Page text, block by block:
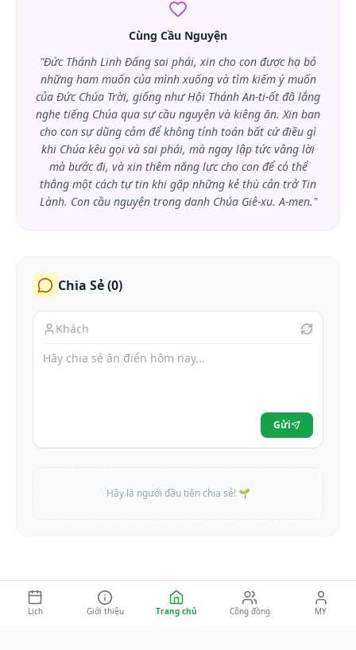
Cùng Cầu Nguyện
"Đức Thánh Linh Đấng sai phái, xin cho con được hạ bỏ
những ham muốn của mình xuống và tìm kiếm ý muốn
của Đức Chúa Trời, giống như Hội Thánh An-ti-ốt đã lắng
nghe tiếng Chúa qua sự cầu nguyện và kiêng ăn. Xin ban
cho con sự dũng cảm để không tính toán bất cứ điều gì
khi Chúa kêu gọi và sai phái, mà ngay lập tức vâng lời
mà bước đi, và xin thêm năng lực cho con để có thể
thắng một cách tự tin khi gặp những kẻ thù cản trở Tin
Lành. Con cầu nguyện trong danh Chúa Giê-xu. A-men."
Chia Sẻ (0)
Gửi
Hãy là người đầu tiên chia sẻ! 🌱
Lịch Giới thiệu Trang chủ Cộng đồng MY